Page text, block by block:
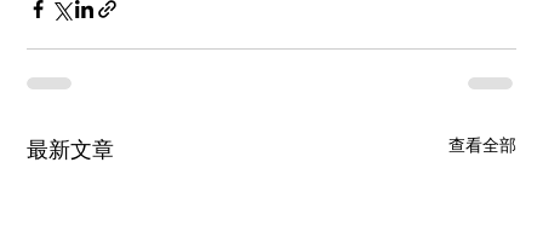
最新文章 查看全部